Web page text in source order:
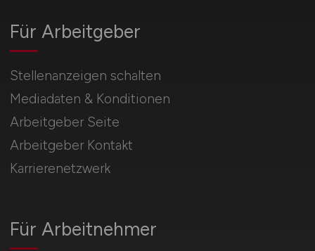
Für Arbeitnehmer
Für Arbeitgeber
Stellenanzeigen schalten
Mediadaten & Konditionen
Arbeitgeber Seite
Arbeitgeber Kontakt
Karrierenetzwerk